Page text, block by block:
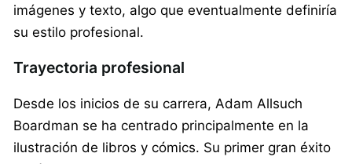
imágenes y texto, algo que eventualmente definiría
su estilo profesional.
Trayectoria profesional
Desde los inicios de su carrera, Adam Allsuch
Boardman se ha centrado principalmente en la
ilustración de libros y cómics. Su primer gran éxito